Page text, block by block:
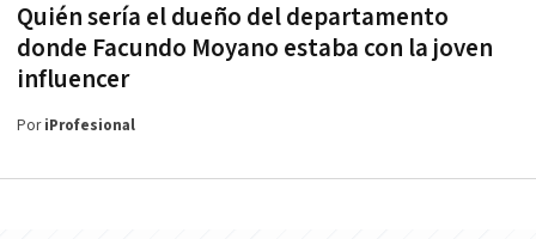
Quién sería el dueño del departamento
donde Facundo Moyano estaba con la joven
influencer
PoriProfesional